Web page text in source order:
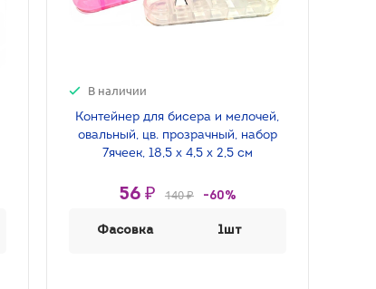
В наличии
Контейнер для бисера и мелочей,
овальный, цв. прозрачный, набор
7ячеек, 18,5 х 4,5 х 2,5 см
56 ₽ 140 ₽ -60%
Фасовка 1шт